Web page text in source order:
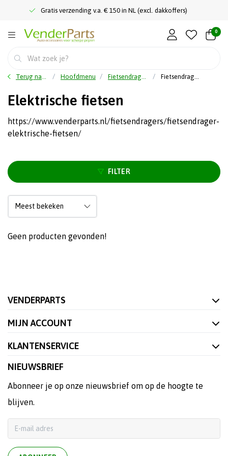
Gratis verzending v.a. € 150 in NL (excl. dakkoffers)
0
Terug naar home Hoofdmenu Fietsendragers Fietsendrager elektrische fietsen
Elektrische fietsen
https://www.venderparts.nl/fietsendragers/fietsendrager-
elektrische-fietsen/
FILTER
Geen producten gevonden!
VENDERPARTS
MIJN ACCOUNT
KLANTENSERVICE
NIEUWSBRIEF
Abonneer je op onze nieuwsbrief om op de hoogte te
blijven.